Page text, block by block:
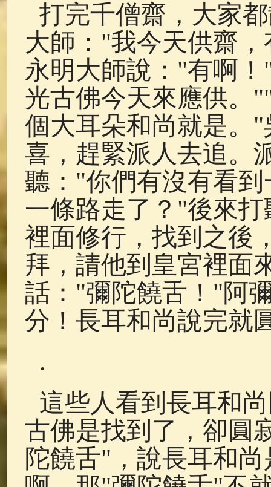
打完千僧齋，大家
大師："我今天供齋
永明大師說："有啊
光古佛今天來應供。
個大耳朵和尚就是。
喜，趕緊派人去追。
聽："你們有沒有看
一條路走了？"後來
裡面修行，找到之後
拜，請他到皇宮裡面
話："彌陀饒舌！"阿
分！長耳和尚說完就
.
這些人看到長耳和
古佛是找到了，卻圓
陀饒舌"，說長耳和